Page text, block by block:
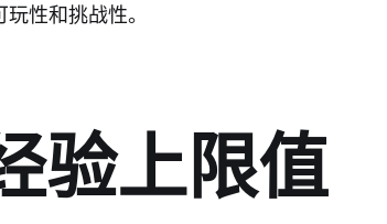
性和挑战性。
验上限值